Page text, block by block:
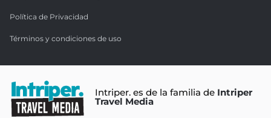
Política de Privacidad
Términos y condiciones de uso
Intriper. es de la familia de Intriper
Travel Media